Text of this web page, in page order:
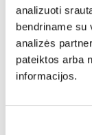
analizuoti
bendriname su
analizės
pateiktos arba
informacijos.
Dalintis